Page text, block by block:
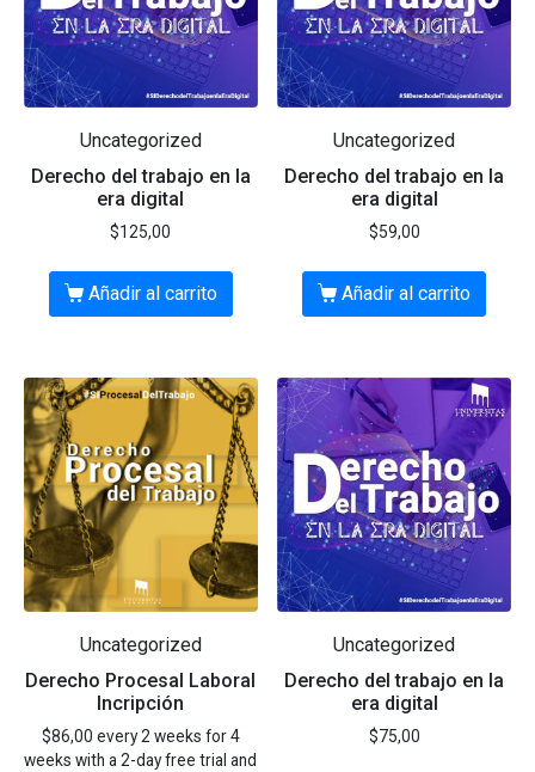
Uncategorized
Derecho del trabajo en la
era digital
$125,00
Añadir al carrito
Uncategorized
Derecho del trabajo en la
era digital
$59,00
Añadir al carrito
Uncategorized
Derecho Procesal Laboral
Incripción
$86,00 every 2 weeks for 4
weeks with a 2-day free trial and
Uncategorized
Derecho del trabajo en la
era digital
$75,00